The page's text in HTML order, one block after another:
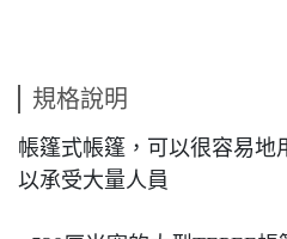
規格說明
帳篷式帳篷，可以很容易地
以承受大量人員